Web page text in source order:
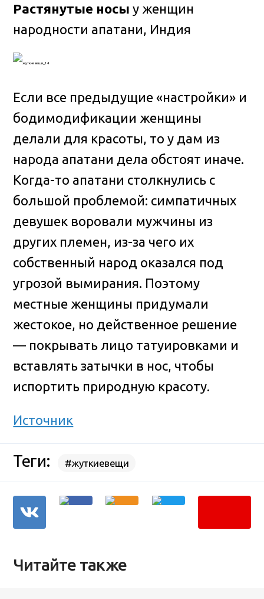
Растянутые носы у женщин
народности апатани, Индия
Если все предыдущие «настройки» и
бодимодификации женщины
делали для красоты, то у дам из
народа апатани дела обстоят иначе.
Когда-то апатани столкнулись с
большой проблемой: симпатичных
девушек воровали мужчины из
других племен, из-за чего их
собственный народ оказался под
угрозой вымирания. Поэтому
местные женщины придумали
жестокое, но действенное решение
— покрывать лицо татуировками и
вставлять затычки в нос, чтобы
испортить природную красоту.
Источник
Теги: #жуткиевещи
Читайте также